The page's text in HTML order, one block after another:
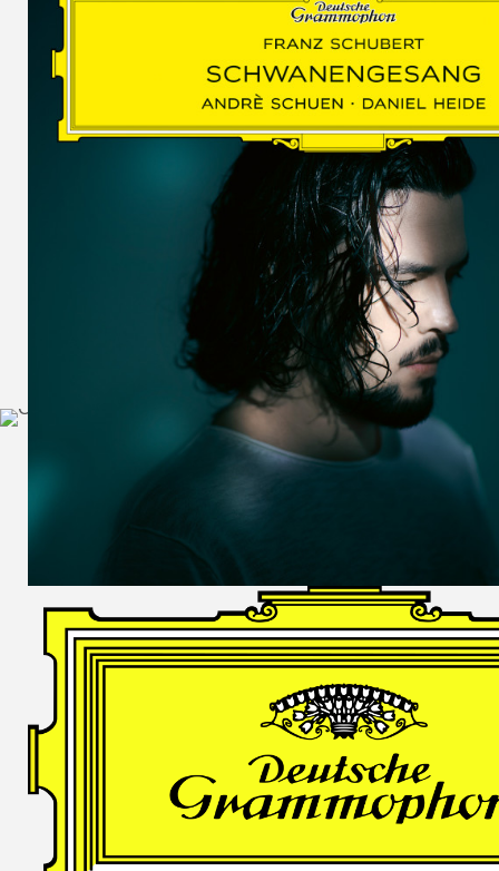
WOLF
MARTIN
SCHUMANN,
LIEDERKREIS
OP. 24
SECHS
MONOLOGE
AUS
JEDERMANN
GESÄNGE
Andrè Schuen,
Baritone
Daniel Heide,
Piano